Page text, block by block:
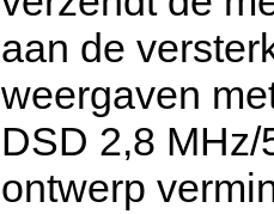
aan de
weergaven
DSD 2,8
ontwerp